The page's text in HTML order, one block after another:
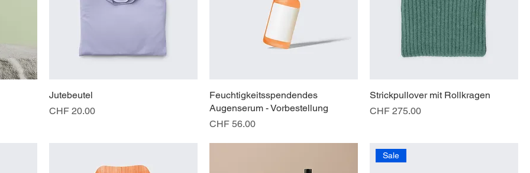
Jutebeutel
Preis
CHF 20.00
Feuchtigkeitsspendendes
Augenserum - Vorbestellung
Preis
CHF 56.00
Strickpullover mit Rollkragen
Preis
CHF 275.00
Sale